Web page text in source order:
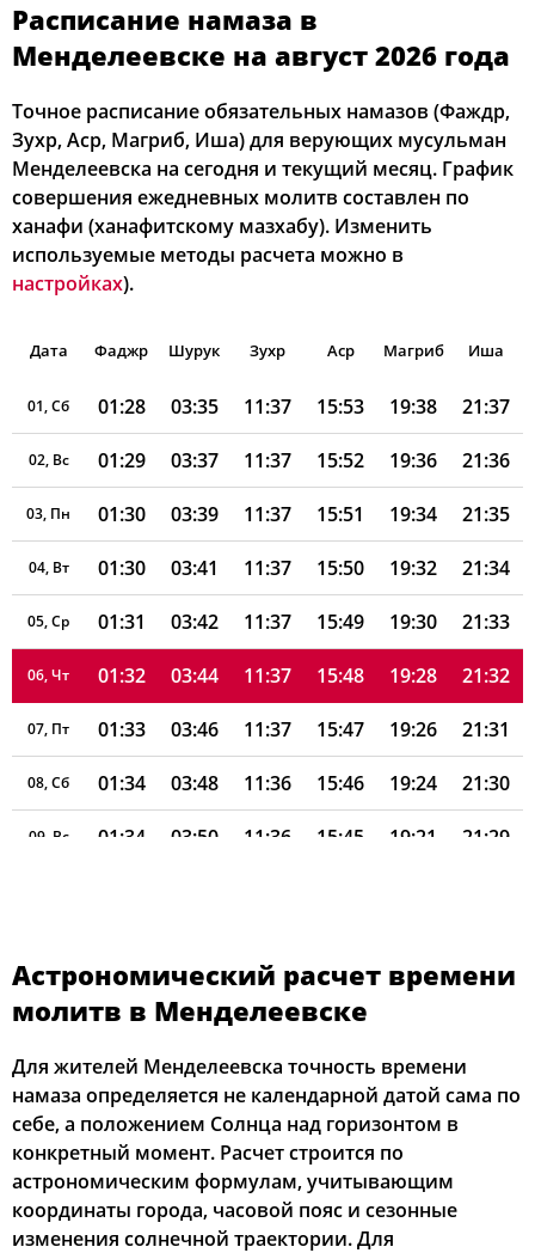
Расписание намаза в
Менделеевске на август 2026 года
Точное расписание обязательных намазов (Фаждр,
Зухр, Аср, Магриб, Иша) для верующих мусульман
Менделеевска на сегодня и текущий месяц. График
совершения ежедневных молитв составлен по
ханафи (ханафитскому мазхабу). Изменить
используемые методы расчета можно в
настройках).
Дата Фаджр Шурук Зухр Аср Магриб Иша
01, Сб 01:28 03:35 11:37 15:53 19:38 21:37
02, Вс 01:29 03:37 11:37 15:52 19:36 21:36
03, Пн 01:30 03:39 11:37 15:51 19:34 21:35
04, Вт 01:30 03:41 11:37 15:50 19:32 21:34
05, Ср 01:31 03:42 11:37 15:49 19:30 21:33
06, Чт 01:32 03:44 11:37 15:48 19:28 21:32
07, Пт 01:33 03:46 11:37 15:47 19:26 21:31
08, Сб 01:34 03:48 11:36 15:46 19:24 21:30
09, Вс 01:34 03:50 11:36 15:45 19:21 21:29
12, Ср 03:56 11:36 19:15
01:38
14, Пт 01:39 04:00 11:35 15:39 19:10 21:22
15, Сб 01:39 04:02 11:35 15:38 19:08
16, Вс 01:40 04:04 11:35 15:37 19:05
Астрономический расчет времени
молитв в Менделеевске
Для жителей Менделеевска точность времени
намаза определяется не календарной датой сама по
себе, а положением Солнца над горизонтом в
конкретный момент. Расчет строится по
астрономическим формулам, учитывающим
координаты города, часовой пояс и сезонные
изменения солнечной траектории. Для